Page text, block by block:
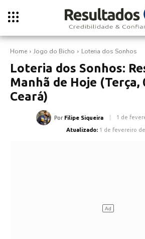
Home Jogo do Bicho Loteria dos Sonhos
Loteria dos Sonhos:
Manhã de Hoje (Terça,
Ceará)
Por Filipe Siqueira 1 de
Atualizado: 1 de fevereiro de